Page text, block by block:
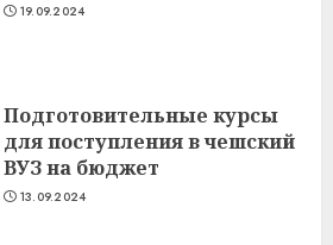
19.09.2024
Подготовительные курсы
для поступления в чешский
ВУЗ на бюджет
13.09.2024